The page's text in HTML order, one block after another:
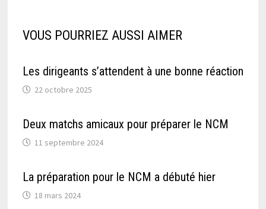
VOUS POURRIEZ AUSSI AIMER
Les dirigeants s’attendent à une bonne réaction
22 octobre 2025
Deux matchs amicaux pour préparer le NCM
11 septembre 2024
La préparation pour le NCM a débuté hier
18 mars 2024